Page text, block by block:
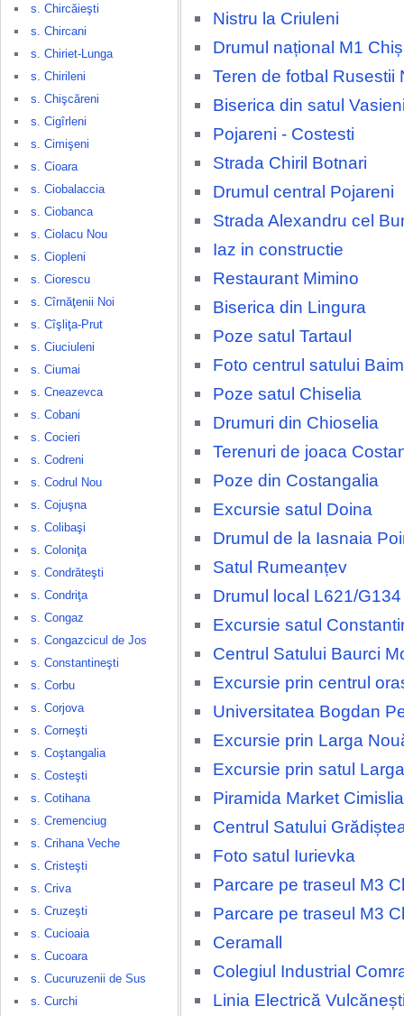
s. Chircăieşti
s. Chircani
s. Chiriet-Lunga
s. Chirileni
s. Chişcăreni
s. Cigîrleni
s. Cimişeni
s. Cioara
s. Ciobalaccia
s. Ciobanca
s. Ciolacu Nou
s. Ciopleni
s. Ciorescu
s. Cîrnăţenii Noi
s. Cîşliţa-Prut
s. Ciuciuleni
s. Ciumai
s. Cneazevca
s. Cobani
s. Cocieri
s. Codreni
s. Codrul Nou
s. Cojuşna
s. Colibaşi
s. Coloniţa
s. Condrăteşti
s. Condriţa
s. Congaz
s. Congazcicul de Jos
s. Constantineşti
s. Corbu
s. Corjova
s. Corneşti
s. Coştangalia
s. Costeşti
s. Cotihana
s. Cremenciug
s. Crihana Veche
s. Cristeşti
s. Criva
s. Cruzeşti
s. Cucioaia
s. Cucoara
s. Cucuruzenii de Sus
s. Curchi
Nistru la Criuleni
Drumul național M1
Teren de fotbal Rusestii
Biserica din satul
Pojareni - Costesti
Strada Chiril Botnari
Drumul central Pojareni
Strada Alexandru cel
Iaz in constructie
Restaurant Mimino
Biserica din Lingura
Poze satul Tartaul
Foto centrul satului
Poze satul Chiselia
Drumuri din Chioselia
Terenuri de joaca
Poze din Costangalia
Excursie satul Doina
Drumul de la Iasnaia
Satul Rumeanțev
Drumul local L621/G134
Excursie satul
Centrul Satului Baurci
Excursie prin centrul
Universitatea Bogdan
Excursie prin Larga
Excursie prin satul
Piramida Market Cimislia
Centrul Satului
Foto satul Iurievka
Parcare pe traseul M3
Parcare pe traseul M3
Ceramall
Colegiul Industrial
Linia Electrică